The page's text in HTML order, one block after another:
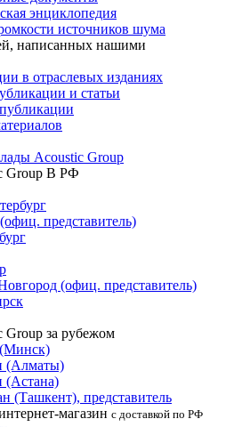
энциклопедия
источников шума
написанных нашими
в отраслевых изданиях
и статьи
Acoustic Group
Group В РФ
представитель)
(офиц. представитель)
за рубежом
(Минск)
(Алматы)
(Астана)
(Ташкент), представитель
магазин с доставкой по РФ